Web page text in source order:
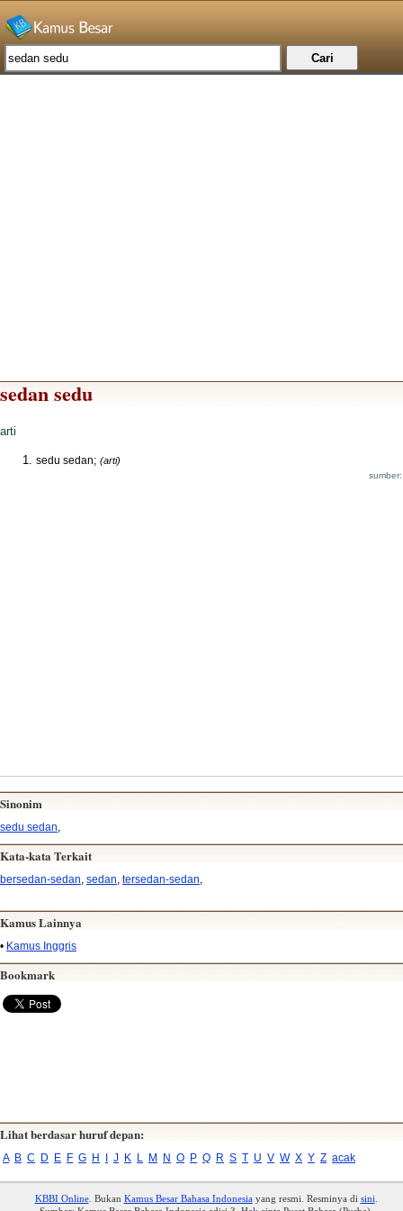
sedan sedu
arti
sedu sedan; (arti)
Sinonim
sedu sedan
Kata-kata Terkait
bersedan-sedan, sedan, tersedan-sedan,
Kamus Lainnya
• Kamus Inggris
Bookmark
Lihat berdasar huruf depan:
A B C D E F G H I J K L M N O P Q R S T U V W X Y Z acak
KBBI Online. Bukan Kamus Besar Bahasa Indonesiayang resmi. Resminya di sini